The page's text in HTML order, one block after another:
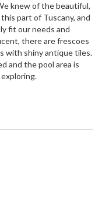
knew of the beautiful,
part of Tuscany, and
fit our needs and
there are frescoes
with shiny antique tiles.
and the pool area is